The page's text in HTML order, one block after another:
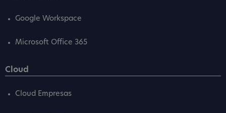
Google Workspace
Microsoft Office 365
Cloud
Cloud Empresas